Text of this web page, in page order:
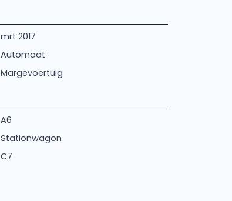
mrt 2017
Automaat
Margevoertuig
A6
Stationwagon
C7